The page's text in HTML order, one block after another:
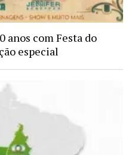
anos com Festa do
especial